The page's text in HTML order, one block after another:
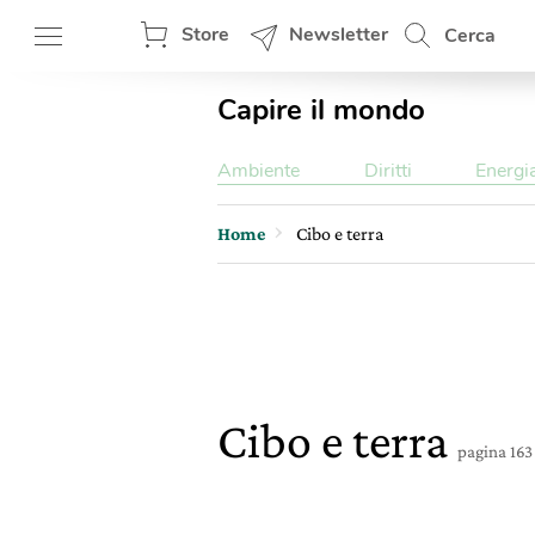
Store Newsletter Cerca
Capire il mondo
Ambiente Diritti
Home Cibo e terra
Cibo e terra pagina 163